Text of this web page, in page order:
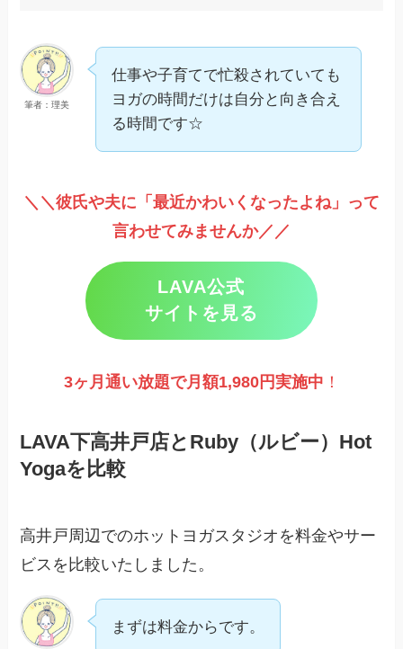
筆者：理美
仕事や子育てで忙殺されていても
ヨガの時間だけは自分と向き合え
る時間です☆
＼＼彼氏や夫に「最近かわいくなったよね」って
言わせてみませんか／／
LAVA公式
サイトを見る
3ヶ月通い放題で月額1,980円実施中 ！
LAVA下高井戸店とRuby（ルビー）Hot
Yogaを比較
高井戸周辺でのホットヨガスタジオを料金やサー
ビスを比較いたしました。
まずは料金からです。